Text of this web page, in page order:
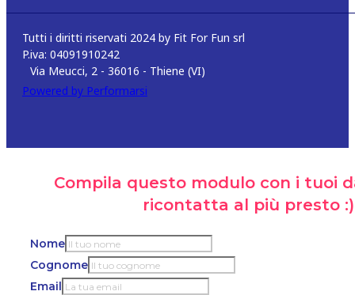
Tutti i diritti riservati 2024 by Fit For Fun srl
P.iva: 04091910242
Via Meucci, 2 - 36016 - Thiene (VI)
Powered by Performarsi
Compila questo modulo con i tuoi
ricontatta al più presto :)
Nome
Cognome
Email